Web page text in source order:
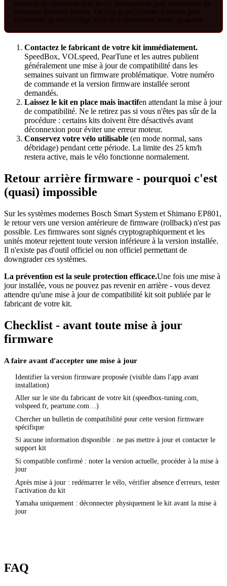
tentative de connexion avec un kit incompatible peut incrémenter un
compteur d'erreurs interne. Un trop grand nombre d'erreurs peut
déclencher un verrouillage difficile à réinitialiser même en atelier.
Contactez le fabricant de votre kit immédiatement.
SpeedBox, VOLspeed, PearTune et les autres publient
généralement une mise à jour de compatibilité dans les
semaines suivant un firmware problématique. Votre numéro
de commande et la version firmware installée seront
demandés.
Laissez le kit en place mais inactifen attendant la mise à jour
de compatibilité. Ne le retirez pas si vous n'êtes pas sûr de la
procédure : certains kits doivent être désactivés avant
déconnexion pour éviter une erreur moteur.
Conservez votre vélo utilisable (en mode normal, sans
débridage) pendant cette période. La limite des 25 km/h
restera active, mais le vélo fonctionne normalement.
Retour arrière firmware - pourquoi c'est
(quasi) impossible
Sur les systèmes modernes Bosch Smart System et Shimano EP801,
le retour vers une version antérieure de firmware (rollback) n'est pas
possible. Les firmwares sont signés cryptographiquement et les
unités moteur rejettent toute version inférieure à la version installée.
Il n'existe pas d'outil officiel ou non officiel permettant de
downgrader ces systèmes.
La prévention est la seule protection efficace.Une fois une mise à
jour installée, vous ne pouvez pas revenir en arrière - vous devez
attendre qu'une mise à jour de compatibilité kit soit publiée par le
fabricant de votre kit.
Checklist - avant toute mise à jour
firmware
A faire avant d'accepter une mise à jour
Identifier la version firmware proposée (visible dans l'app avant
installation)
Aller sur le site du fabricant de votre kit (speedbox-tuning.com,
volspeed.fr, peartune.com…)
Chercher un bulletin de compatibilité pour cette version firmware
spécifique
Si aucune information disponible : ne pas mettre à jour et contacter le
support kit
Si compatible confirmé : noter la version actuelle, procéder à la mise à
jour
Après mise à jour : redémarrer le vélo, vérifier absence d'erreurs, tester
l'activation du kit
Yamaha uniquement : déconnecter physiquement le kit avant la mise à
jour
FAQ